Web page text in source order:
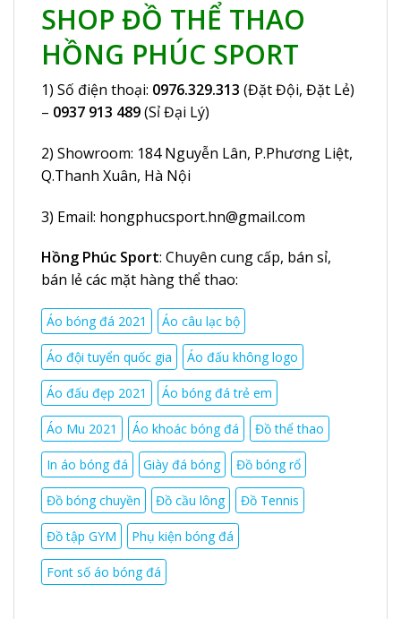
SHOP ĐỒ THỂ THAO
HỒNG PHÚC SPORT
1) Số điện thoại: 0976.329.313 (Đặt Đội, Đặt Lẻ)
– 0937 913 489(Sỉ Đại Lý)
2) Showroom: 184 Nguyễn Lân, P.Phương Liệt,
Q.Thanh Xuân, Hà Nội
3) Email: hongphucsport.hn@gmail.com
Hồng Phúc Sport: Chuyên cung cấp, bán sỉ,
bán lẻ các mặt hàng thể thao:
Áo bóng đá 2021 Áo câu lạc bộ
Áo đội tuyển quốc gia Áo đấu không logo
Áo đấu đẹp 2021 Áo bóng đá trẻ em
Áo Mu 2021 Áo khoác bóng đá Đồ thể thao
In áo bóng đá Giày đá bóng Đồ bóng rổ
Đồ bóng chuyền Đồ cầu lông Đồ Tennis
Đồ tập GYM Phụ kiện bóng đá
Font số áo bóng đá